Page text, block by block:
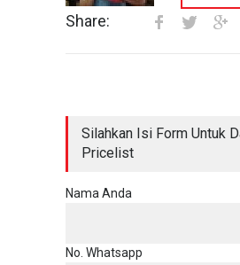
Share:
Silahkan Isi Form Untuk
Pricelist
Nama Anda
No. Whatsapp